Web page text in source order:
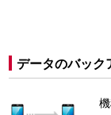
データのバック